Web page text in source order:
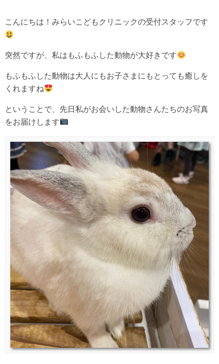
こんにちは！みらいこどもクリニックの受付スタッフです
突然ですが、私はもふもふした動物が大好きです
もふもふした動物は大人にもお子さまにもとっても癒しを
くれますね
ということで、先日私がお会いした動物さんたちのお写真
をお届けします